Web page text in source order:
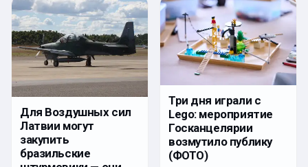
Для Воздушных сил
Латвии могут
закупить
бразильские
Три дня играли с
Lego: мероприятие
Госканцелярии
возмутило публику
(ФОТО)